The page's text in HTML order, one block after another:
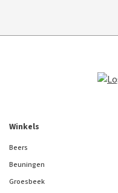
Winkels
Beers
Beuningen
Groesbeek